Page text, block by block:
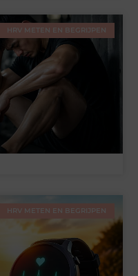
HRV METEN EN BEGRIJPEN
HRV METEN EN BEGRIJPEN